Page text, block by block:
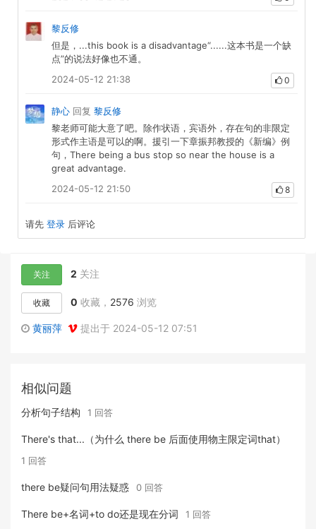
黎反修
但是，...this book is a disadvantage“......这本书是一个缺
点”的说法好像也不通。
2024-05-12 21:38
0
静心 回复 黎反修
黎老师可能大意了吧。除作状语，宾语外，存在句的非限定
形式作主语是可以的啊。援引一下章振邦教授的《新编》例
句，There being a bus stop so near the house is a
great advantage.
2024-05-12 21:50
8
请先 登录 后评论
关注 2 关注
收藏 0 收藏， 2576 浏览
黄丽萍 提出于 2024-05-12 07:51
相似问题
分析句子结构 1 回答
There's that...（为什么 there be 后面使用物主限定词that）
1 回答
there be疑问句用法疑惑 0 回答
There be+名词+to do还是现在分词 1 回答